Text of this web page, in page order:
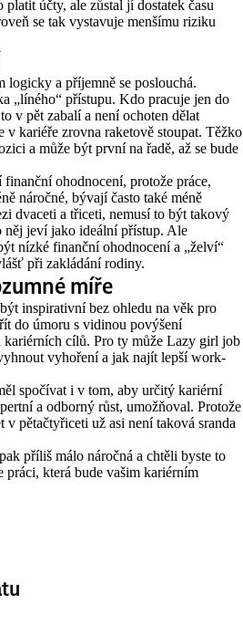
účty, ale zůstal jí dostatek času
se tak vystavuje menšímu riziku
logicky a příjemně se poslouchá.
„líného“ přístupu. Kdo pracuje jen do
v pět zabalí a není ochoten dělat
v kariéře zrovna raketově stoupat. Těžko
a může být první na řadě, až se bude
ohodnocení, protože práce,
náročné, bývají často také méně
dvaceti a třiceti, nemusí to být takový
jeví jako ideální přístup. Ale
nízké finanční ohodnocení a „želví“
při zakládání rodiny.
míře
inspirativní bez ohledu na věk pro
do úmoru s vidinou povýšení
kariérních cílů. Pro ty může Lazy girl job
vyhoření a jak najít lepší work-
spočívat i v tom, aby určitý kariérní
a odborný růst, umožňoval. Protože
v pětačtyřiceti už asi není taková sranda
příliš málo náročná a chtěli byste to
práci, která bude vašim kariérním